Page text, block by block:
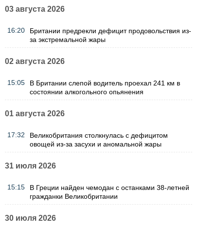
03 августа 2026
16:20
Британии предрекли дефицит продовольствия из-
за экстремальной жары
02 августа 2026
15:05
В Британии слепой водитель проехал 241 км в
состоянии алкогольного опьянения
01 августа 2026
17:32
Великобритания столкнулась с дефицитом
овощей из-за засухи и аномальной жары
31 июля 2026
15:15
В Греции найден чемодан с останками 38-летней
гражданки Великобритании
30 июля 2026